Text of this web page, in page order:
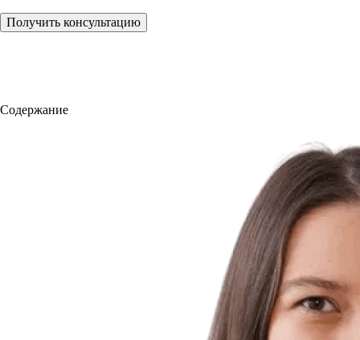
Получить консультацию
Содержание